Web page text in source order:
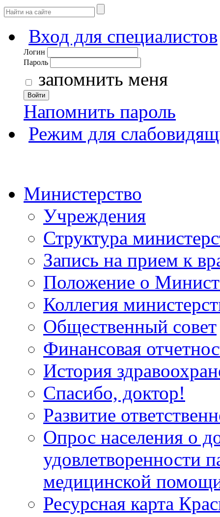
Вход для специалистов
Логин
Пароль
запомнить меня
Войти
Напомнить пароль
Режим для
Министерство
Учреждения
Структура
Запись на прием к
Положение о
Коллегия
Общественный совет
Финансовая
История
Спасибо, доктор!
Развитие
Опрос населения о
удовлетворенности
медицинской
Ресурсная карта